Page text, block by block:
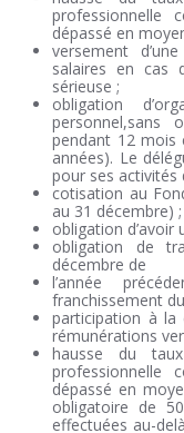
professionnelle
dépassé en
versement
salaires en cas
sérieuse ;
obligation
personnel,sans
pendant 12 mois
années). Le
pour ses activités
cotisation au
au 31 décembre) ;
obligation d’avoir
obligation de
décembre de
l’année
franchissement
participation à
rémunérations
hausse du
professionnelle
dépassé en
obligatoire de
effectuées au-